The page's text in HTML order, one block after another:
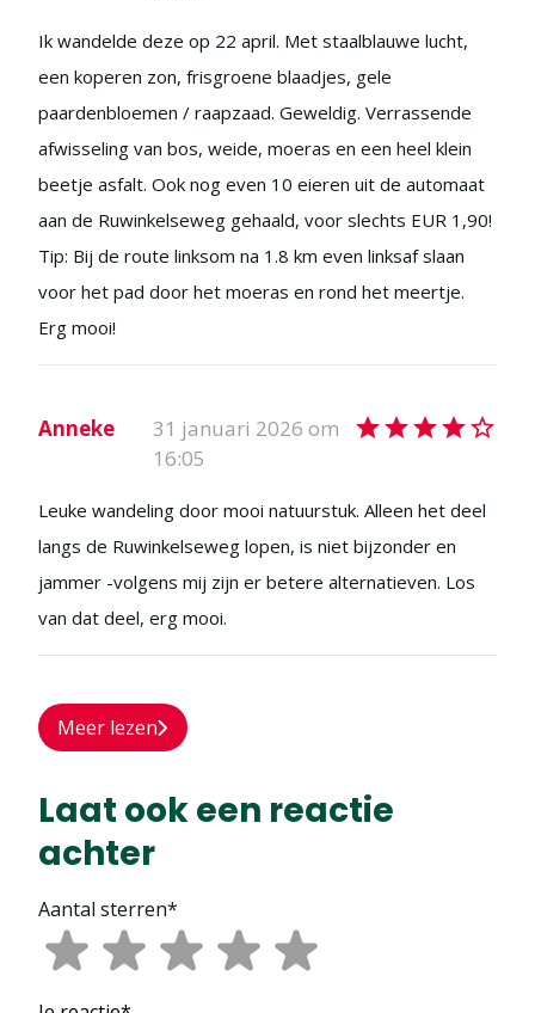
Ik wandelde deze op 22 april. Met staalblauwe lucht,
een koperen zon, frisgroene blaadjes, gele
paardenbloemen / raapzaad. Geweldig. Verrassende
afwisseling van bos, weide, moeras en een heel klein
beetje asfalt. Ook nog even 10 eieren uit de automaat
aan de Ruwinkelseweg gehaald, voor slechts EUR 1,90!
Tip: Bij de route linksom na 1.8 km even linksaf slaan
voor het pad door het moeras en rond het meertje.
Erg mooi!
Anneke
31 januari 2026 om
16:05
Leuke wandeling door mooi natuurstuk. Alleen het deel
langs de Ruwinkelseweg lopen, is niet bijzonder en
jammer -volgens mij zijn er betere alternatieven. Los
van dat deel, erg mooi.
Meer lezen
Laat ook een reactie
achter
Aantal sterren*